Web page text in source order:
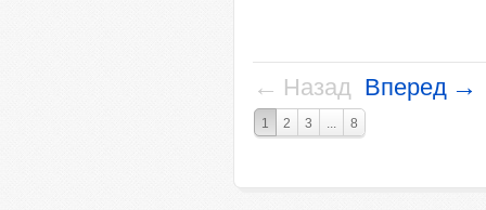
← Назад Вперед →
1 2 3 ... 8